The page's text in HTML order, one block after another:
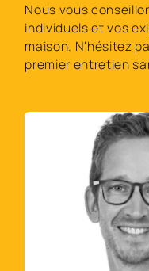
Nous vous
individuels et vos
maison. N'hésitez
premier entretien